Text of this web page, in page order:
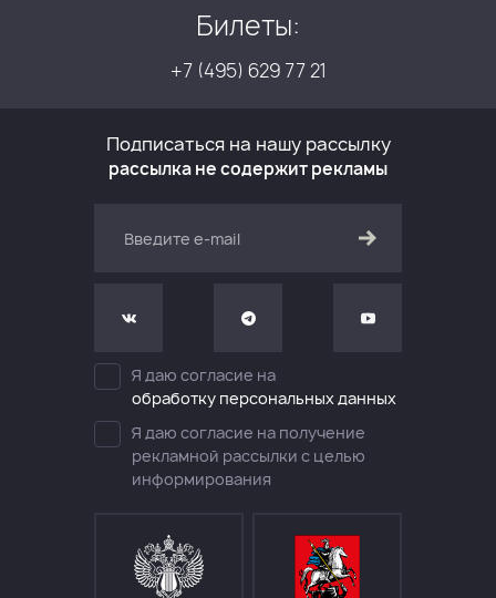
Билеты:
+7 (495) 629 77 21
Подписаться на нашу рассылку
рассылка не содержит рекламы
Я даю согласие на
обработку персональных данных
Я даю согласие на получение
рекламной рассылки с целью
информирования